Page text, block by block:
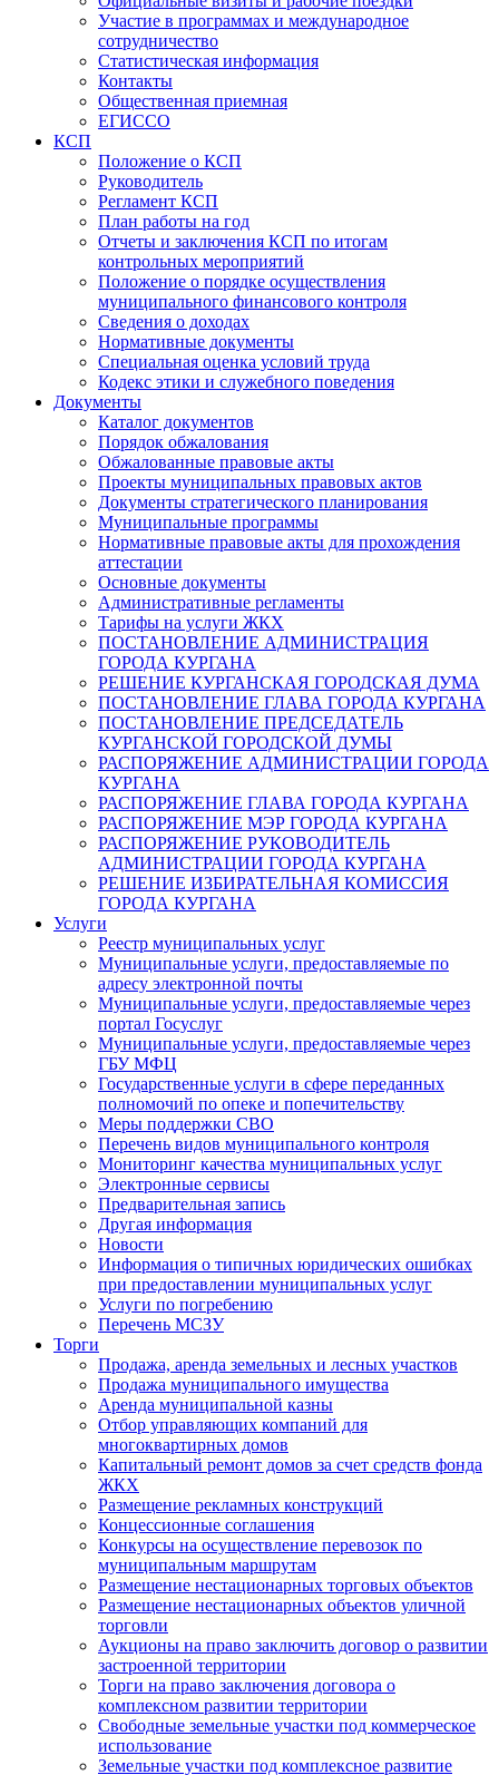
Участие в программах и международное
сотрудничество
Статистическая информация
Контакты
Общественная приемная
ЕГИССО
КСП
Положение о КСП
Руководитель
Регламент КСП
План работы на год
Отчеты и заключения КСП по итогам
контрольных мероприятий
Положение о порядке осуществления
муниципального финансового контроля
Сведения о доходах
Нормативные документы
Специальная оценка условий труда
Кодекс этики и служебного поведения
Документы
Каталог документов
Порядок обжалования
Обжалованные правовые акты
Проекты муниципальных правовых актов
Документы стратегического планирования
Муниципальные программы
Нормативные правовые акты для прохождения
аттестации
Основные документы
Административные регламенты
Тарифы на услуги ЖКХ
ПОСТАНОВЛЕНИЕ АДМИНИСТРАЦИЯ
ГОРОДА КУРГАНА
РЕШЕНИЕ КУРГАНСКАЯ ГОРОДСКАЯ ДУМА
ПОСТАНОВЛЕНИЕ ГЛАВА ГОРОДА КУРГАНА
ПОСТАНОВЛЕНИЕ ПРЕДСЕДАТЕЛЬ
КУРГАНСКОЙ ГОРОДСКОЙ ДУМЫ
РАСПОРЯЖЕНИЕ АДМИНИСТРАЦИИ ГОРОДА
КУРГАНА
РАСПОРЯЖЕНИЕ ГЛАВА ГОРОДА КУРГАНА
РАСПОРЯЖЕНИЕ МЭР ГОРОДА КУРГАНА
РАСПОРЯЖЕНИЕ РУКОВОДИТЕЛЬ
АДМИНИСТРАЦИИ ГОРОДА КУРГАНА
РЕШЕНИЕ ИЗБИРАТЕЛЬНАЯ КОМИССИЯ
ГОРОДА КУРГАНА
Услуги
Реестр муниципальных услуг
Муниципальные услуги, предоставляемые по
адресу электронной почты
Муниципальные услуги, предоставляемые через
портал Госуслуг
Муниципальные услуги, предоставляемые через
ГБУ МФЦ
Государственные услуги в сфере переданных
полномочий по опеке и попечительству
Меры поддержки СВО
Перечень видов муниципального контроля
Мониторинг качества муниципальных услуг
Электронные сервисы
Предварительная запись
Другая информация
Новости
Информация о типичных юридических ошибках
при предоставлении муниципальных услуг
Услуги по погребению
Перечень МСЗУ
Торги
Продажа, аренда земельных и лесных участков
Продажа муниципального имущества
Аренда муниципальной казны
Отбор управляющих компаний для
многоквартирных домов
Капитальный ремонт домов за счет средств фонда
ЖКХ
Размещение рекламных конструкций
Концессионные соглашения
Конкурсы на осуществление перевозок по
муниципальным маршрутам
Размещение нестационарных торговых объектов
Размещение нестационарных объектов уличной
торговли
Аукционы на право заключить договор о развитии
застроенной территории
Торги на право заключения договора о
комплексном развитии территории
Свободные земельные участки под коммерческое
использование
Земельные участки под комплексное развитие